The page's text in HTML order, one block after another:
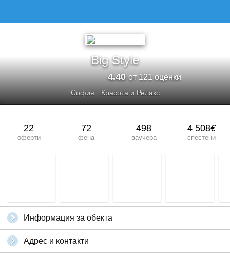
Big Style
4.40от 121 оценки
София· Красота и Релакс
22
оферти
72
фена
498
ваучера
4 508€
спестени
Информация за обекта
Адрес и контакти